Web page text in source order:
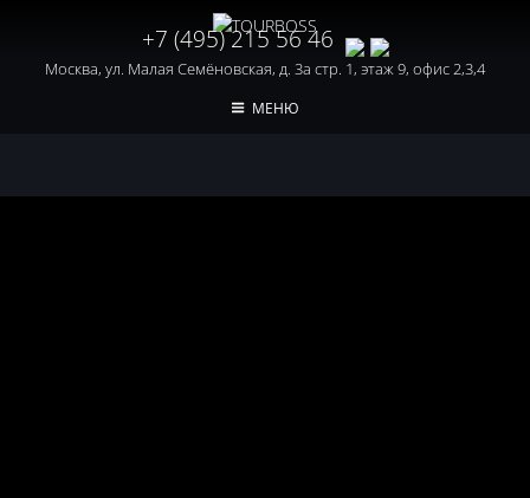
+7 (495) 215 56 46
Москва, ул. Малая Семёновская, д. 3а стр. 1, этаж 9, офис 2,3,4
МЕНЮ